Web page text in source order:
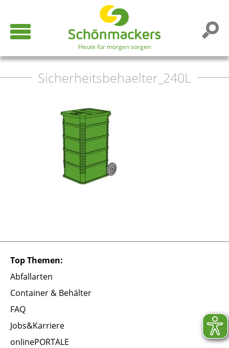
Heute für morgen sorgen
Sicherheitsbehaelter_240L
Top Themen:
Abfallarten
Container & Behälter
FAQ
Jobs&Karriere
onlinePORTALE